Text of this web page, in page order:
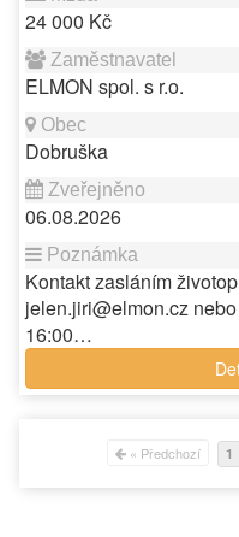
24 000 Kč
ELMON spol. s r.o.
Dobruška
06.08.2026
Kontakt zasláním
jelen.jiri@elmon.cz
16:00…
« Předchozí 1